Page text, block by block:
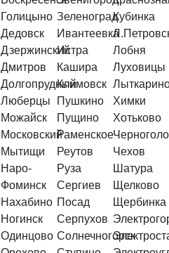
Голицыно
Дедовск
Дзержинский
Дмитров
Долгопрудный
Зеленоград
Ивантеевка
Истра
Кашира
Климовск
Кубинка
Лобня
Луховицы
Люберцы
Можайск
Московский
Мытищи
Наро-
Фоминск
Нахабино
Ногинск
Одинцово
Пушкино
Пущино
Раменское
Реутов
Руза
Сергиев
Посад
Серпухов
Солнечногорск
Химки
Хотьково
Чехов
Шатура
Щелково
Щербинка